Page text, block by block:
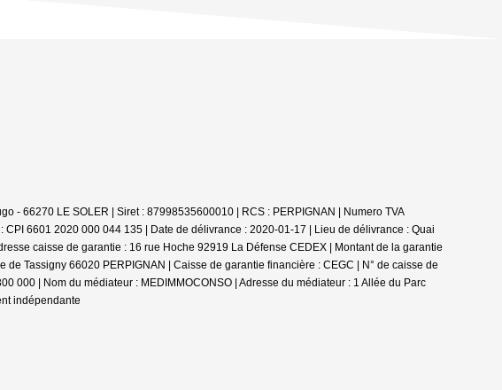
- 66270 LE SOLER | Siret : 87998535600010 | RCS : PERPIGNAN | Numero TVA
CPI 6601 2020 000 044 135 | Date de délivrance : 2020-01-17 | Lieu de délivrance : Quai
caisse de garantie : 16 rue Hoche 92919 La Défense CEDEX | Montant de la garantie
Tassigny 66020 PERPIGNAN | Caisse de garantie financière : CEGC | N° de caisse de
000 | Nom du médiateur : MEDIMMOCONSO | Adresse du médiateur : 1 Allée du Parc
indépendante